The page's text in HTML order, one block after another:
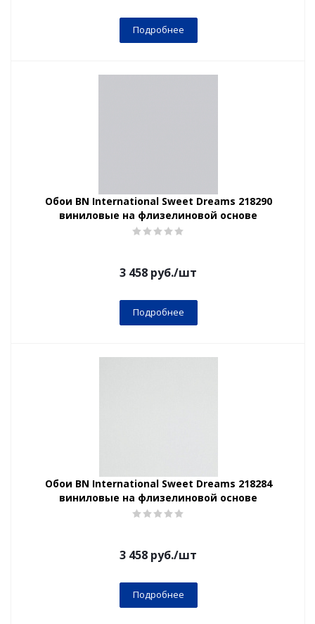
Подробнее
Обои BN International Sweet Dreams 218290
виниловые на флизелиновой основе
3 458 руб./шт
Подробнее
Обои BN International Sweet Dreams 218284
виниловые на флизелиновой основе
3 458 руб./шт
Подробнее